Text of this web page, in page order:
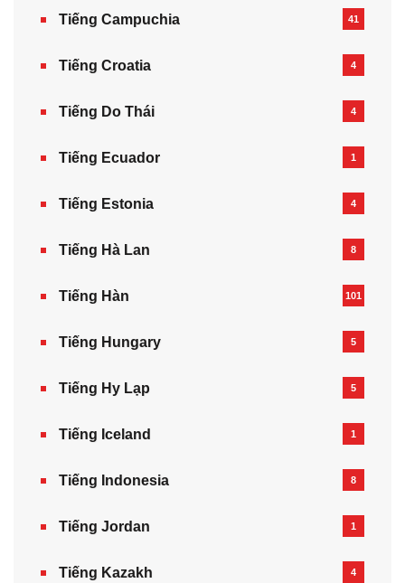
Tiếng Campuchia 41
Tiếng Croatia 4
Tiếng Do Thái 4
Tiếng Ecuador 1
Tiếng Estonia 4
Tiếng Hà Lan 8
Tiếng Hàn 101
Tiếng Hungary 5
Tiếng Hy Lạp 5
Tiếng Iceland 1
Tiếng Indonesia 8
Tiếng Jordan 1
Tiếng Kazakh‎ 4